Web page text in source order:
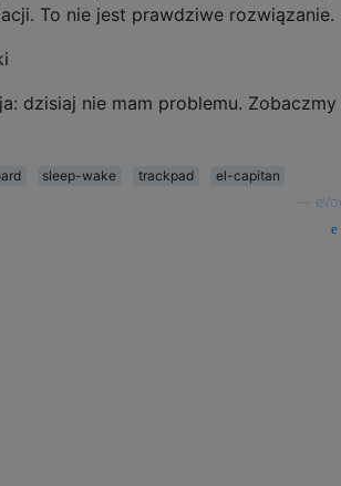
To nie jest prawdziwe rozwiązanie.
dzisiaj nie mam problemu.
sleep-wake trackpad
el-capitan